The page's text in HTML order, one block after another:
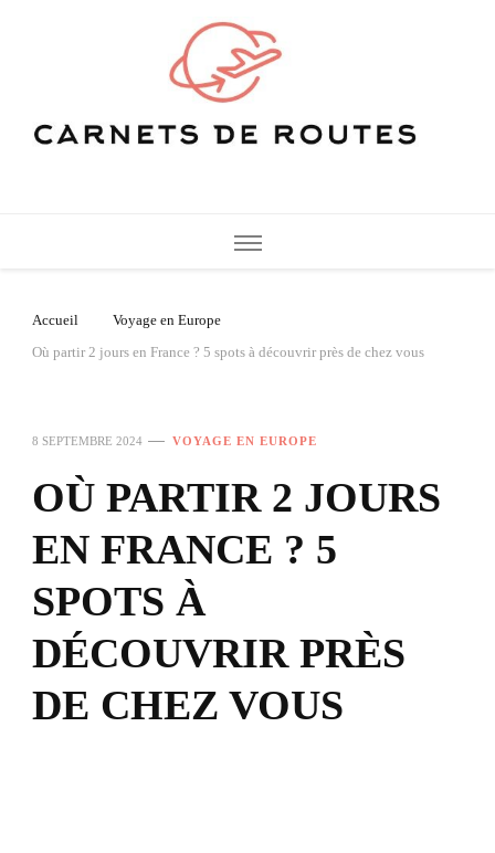
Accueil
Voyage en Europe
Où partir 2 jours en France ? 5 spots à découvrir près de chez vous
8 SEPTEMBRE 2024 VOYAGE EN EUROPE
OÙ PARTIR 2 JOURS
EN FRANCE ? 5
SPOTS À
DÉCOUVRIR PRÈS
DE CHEZ VOUS